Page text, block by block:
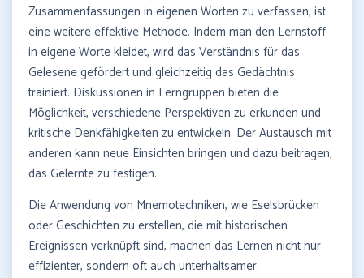
Zusammenfassungen in eigenen Worten zu verfassen, ist
eine weitere effektive Methode. Indem man den Lernstoff
in eigene Worte kleidet, wird das Verständnis für das
Gelesene gefördert und gleichzeitig das Gedächtnis
trainiert. Diskussionen in Lerngruppen bieten die
Möglichkeit, verschiedene Perspektiven zu erkunden und
kritische Denkfähigkeiten zu entwickeln. Der Austausch mit
anderen kann neue Einsichten bringen und dazu beitragen,
das Gelernte zu festigen.
Die Anwendung von Mnemotechniken, wie Eselsbrücken
oder Geschichten zu erstellen, die mit historischen
Ereignissen verknüpft sind, machen das Lernen nicht nur
effizienter, sondern oft auch unterhaltsamer.